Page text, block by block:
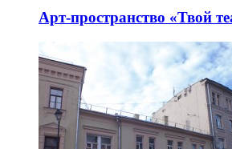
Арт-пространство «Твой